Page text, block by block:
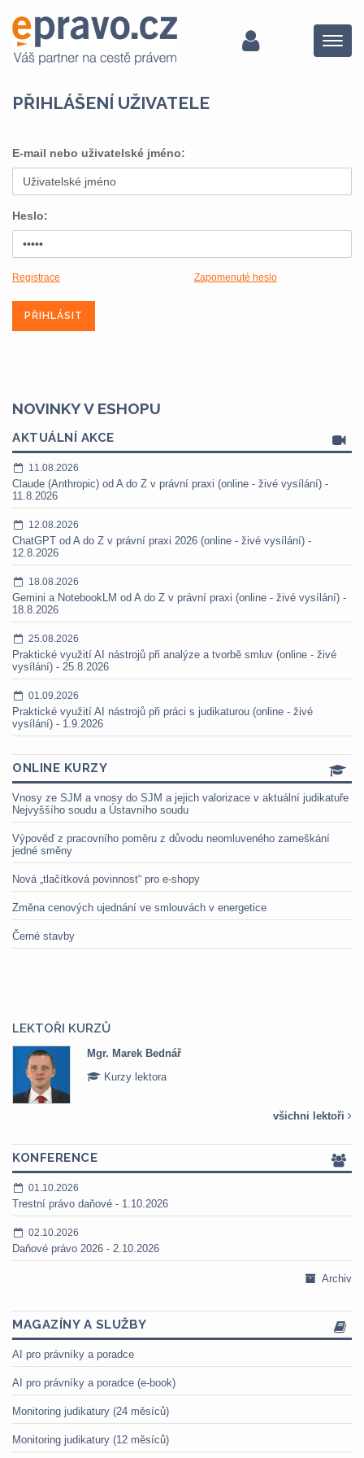
Menu
PŘIHLÁŠENÍ UŽIVATELE
E-mail nebo uživatelské jméno:
Heslo:
Registrace Zapomenuté heslo
NOVINKY V ESHOPU
AKTUÁLNÍ AKCE
11.08.2026
Claude (Anthropic) od A do Z v právní praxi (online - živé vysílání) -
11.8.2026
12.08.2026
ChatGPT od A do Z v právní praxi 2026 (online - živé vysílání) -
12.8.2026
18.08.2026
Gemini a NotebookLM od A do Z v právní praxi (online - živé vysílání) -
18.8.2026
25.08.2026
Praktické využití AI nástrojů při analýze a tvorbě smluv (online - živé
vysílání) - 25.8.2026
01.09.2026
Praktické využití AI nástrojů při práci s judikaturou (online - živé
vysílání) - 1.9.2026
ONLINE KURZY
Vnosy ze SJM a vnosy do SJM a jejich valorizace v aktuální judikatuře
Nejvyššího soudu a Ústavního soudu
Výpověď z pracovního poměru z důvodu neomluveného zameškání
jedné směny
Nová „tlačítková povinnost“ pro e-shopy
Změna cenových ujednání ve smlouvách v energetice
Černé stavby
LEKTOŘI KURZŮ
Mgr. Marek Bednář
Kurzy lektora
všichni lektoři
KONFERENCE
01.10.2026
Trestní právo daňové - 1.10.2026
02.10.2026
Daňové právo 2026 - 2.10.2026
Archiv
MAGAZÍNY A SLUŽBY
AI pro právníky a poradce
AI pro právníky a poradce (e-book)
Monitoring judikatury (24 měsíců)
Monitoring judikatury (12 měsíců)